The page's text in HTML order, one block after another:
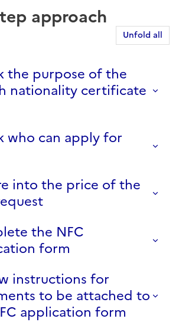
approach
Unfold all
the purpose of the
nationality certificate
who can apply for
into the price of the
the NFC
form
instructions for
to be attached to
application form